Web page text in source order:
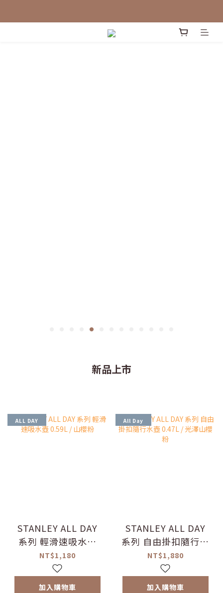
新品上市
ALL DAY
STANLEY ​​​ALL DAY
系列 輕滑速吸水壺
0.59L / 山櫻粉
NT$1,180
加入購物車
All Day
STANLEY ALL DAY
系列 自由掛扣隨行水
壺 0.47L / 光澤山櫻
粉
NT$1,880
加入購物車